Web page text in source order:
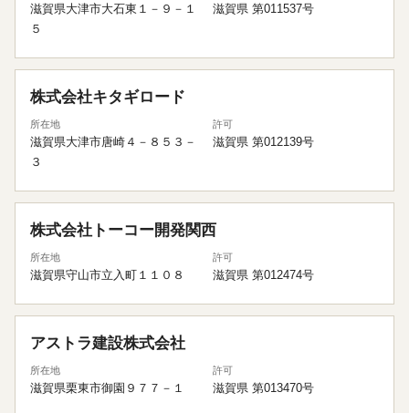
滋賀県大津市大石東１－９－１
５
滋賀県 第011537号
株式会社キタギロード
所在地
滋賀県大津市唐崎４－８５３－
３
許可
滋賀県 第012139号
株式会社トーコー開発関西
所在地
滋賀県守山市立入町１１０８
許可
滋賀県 第012474号
アストラ建設株式会社
所在地
滋賀県栗東市御園９７７－１
許可
滋賀県 第013470号